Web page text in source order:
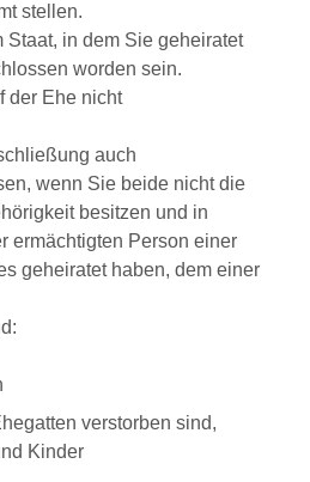
stellen.
Staat, in dem Sie geheiratet
worden sein.
der Ehe nicht
auch
wenn Sie beide nicht die
besitzen und in
ermächtigten Person einer
geheiratet haben, dem einer
verstorben sind,
Kinder